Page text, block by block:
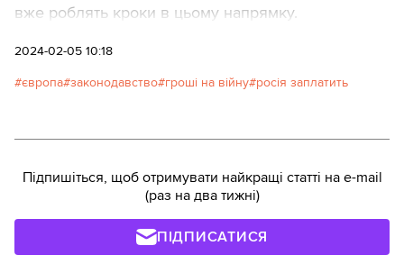
вже роблять кроки в цьому напрямку.
2024-02-05 10:18
європа законодавство гроші на війну росія заплатить
Підпишіться, щоб отримувати найкращі статті на e-mail
(раз на два тижні)
ПІДПИСАТИСЯ